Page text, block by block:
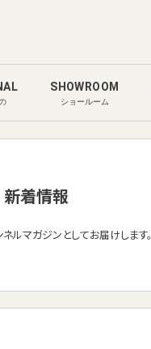
SHOWROOM
ショールーム
新着情報
ルマガジンとしてお届けします。